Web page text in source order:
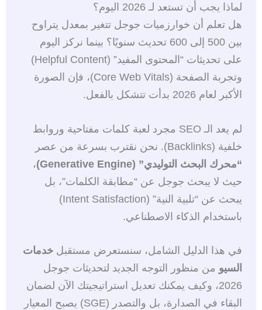
لماذا يجب أن تستعد لـ 2026 اليوم؟
هل تعلم أن خوارزميات جوجل تتغير بمعدل يتراوح
بين 500 إلى 600 تحديث سنويًا؟ بينما نركز اليوم
على تحديثات “المحتوى المفيد” (Helpful Content)
وتجربة الصفحة (Core Web Vitals)، فإن الصورة
الأكبر لعام 2026 بدأت تتشكل بالفعل.
لم يعد الـ SEO مجرد لعبة كلمات مفتاحية وروابط
خلفية (Backlinks). نحن نقترب بسرعة من عصر
“محرك البحث التوليدي” (Generative Engine)
،
حيث لا يبحث جوجل عن “مطابقة الكلمات”، بل
يبحث عن “تلبية النية” (Intent Satisfaction)
باستخدام الذكاء الاصطناعي.
في هذا الدليل الشامل، سنستعرض مستقبل خدمات
السيو من منظور التوجه الجديد لتحديثات جوجل
2026، وكيف يمكنك تعديل استراتيجيتك الآن لضمان
البقاء في الصدارة، بل والتصدر (SGE) يصبح المعيار